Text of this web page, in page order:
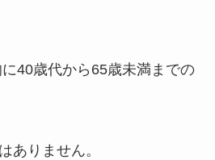
40歳代から65歳未満までの
ありません。